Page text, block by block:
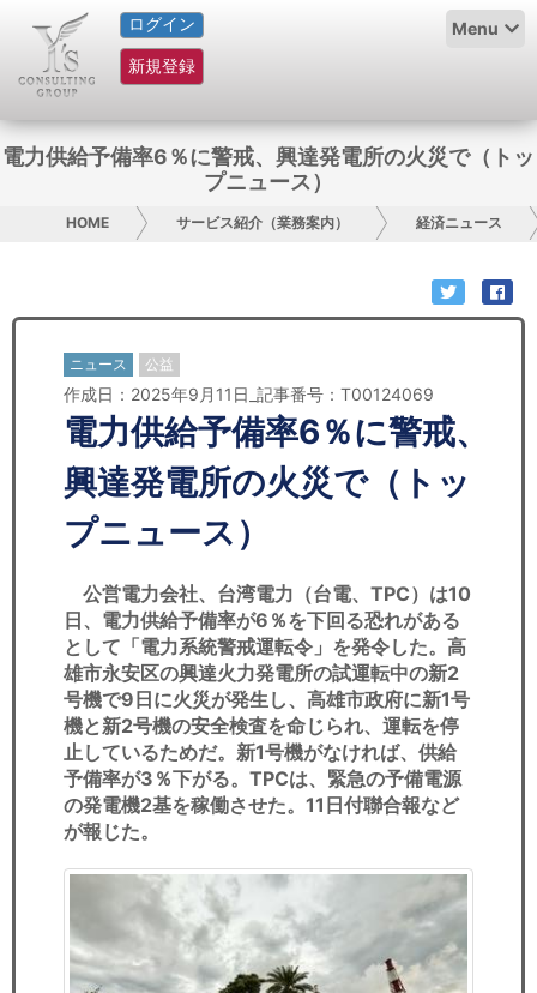
ログイン
新規登録
Menu
HOME
サービス紹介
お問い合わせ
日本人にPR
コンサルティング
リサーチ
セミナー
経済ニュース
労務顧問
ＩＴ
飲食店情報
電力供給予備率6％に警戒、興達発電所の火災で（トッ
プニュース）
HOME サービス紹介（業務案内） 経済ニュース
ニュース 公益
作成日：2025年9月11日_記事番号：T00124069
電力供給予備率6％に警戒、
興達発電所の火災で（トッ
プニュース）
公営電力会社、台湾電力（台電、TPC）は10
日、電力供給予備率が6％を下回る恐れがある
として「電力系統警戒運転令」を発令した。高
雄市永安区の興達火力発電所の試運転中の新2
号機で9日に火災が発生し、高雄市政府に新1号
機と新2号機の安全検査を命じられ、運転を停
止しているためだ。新1号機がなければ、供給
予備率が3％下がる。TPCは、緊急の予備電源
の発電機2基を稼働させた。11日付聯合報など
が報じた。